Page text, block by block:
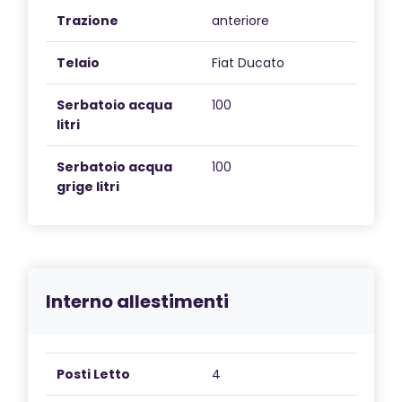
Trazione anteriore
Telaio Fiat Ducato
Serbatoio acqua
litri
100
Serbatoio acqua
grige litri
100
Interno allestimenti
Posti Letto 4